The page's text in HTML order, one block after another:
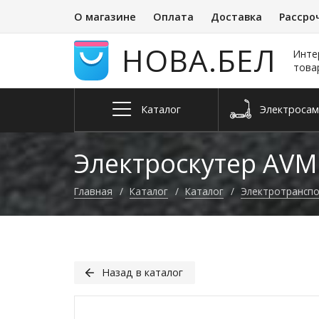
О магазине Оплата Доставка
НОВА.БЕЛ
Каталог
Квадроциклы
Электроскутер
Главная Каталог Каталог
Назад в каталог